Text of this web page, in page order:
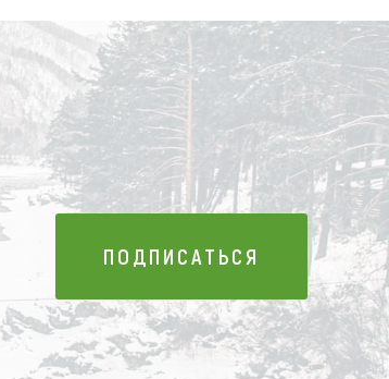
ПОДПИСАТЬСЯ
ПОДПИСАТЬСЯ